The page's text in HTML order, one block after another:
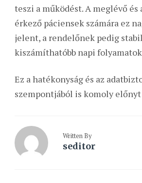
teszi a működést. A meglévő és
érkező páciensek számára ez
jelent, a rendelőnek pedig
kiszámíthatóbb napi
Ez a hatékonyság és az
szempontjából is komoly
Written By
seditor